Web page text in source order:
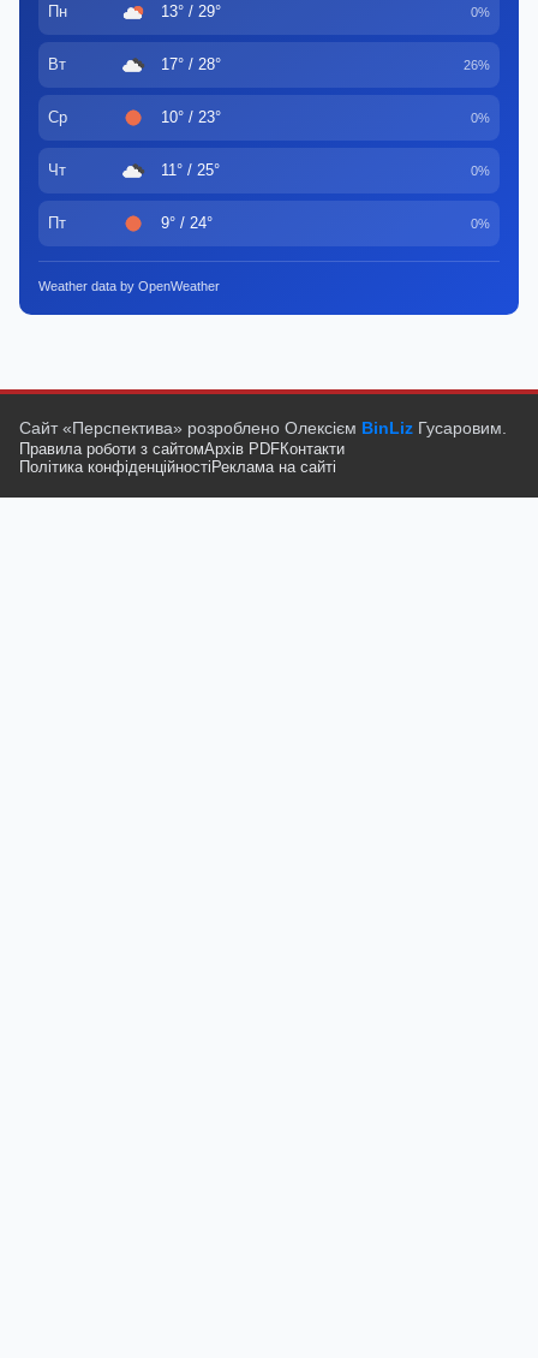
Пн 13° / 29° 0%
Вт 17° / 28° 26%
Ср 10° / 23° 0%
Чт 11° / 25° 0%
Пт 9° / 24° 0%
Weather data by OpenWeather
Сайт «Перспектива» розроблено Олексієм BinLiz Гусаровим.
Правила роботи з сайтомАрхів PDFКонтакти
Політика конфіденційності Реклама на сайті